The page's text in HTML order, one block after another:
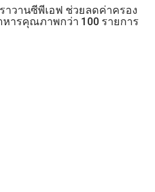
าวานซีพีเอฟ ช่วยลดค่าครอง
ารคุณภาพกว่า 100 รายการ